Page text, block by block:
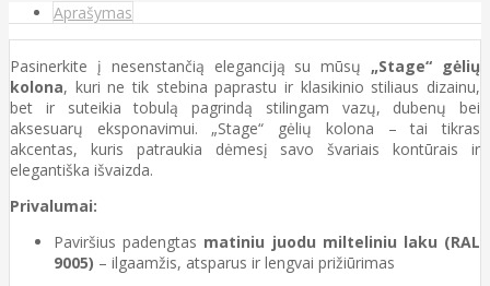
Aprašymas
Pasinerkite į nesenstančią eleganciją su mūsų „Stage“ gėlių
kolona, kuri ne tik stebina paprastu ir klasikinio stiliaus dizainu,
bet ir suteikia tobulą pagrindą stilingam vazų, dubenų bei
aksesuarų eksponavimui. „Stage“ gėlių kolona – tai tikras
akcentas, kuris patraukia dėmesį savo švariais kontūrais ir
elegantiška išvaizda.
Privalumai:
Paviršius padengtas matiniu juodu milteliniu laku (RAL
9005) – ilgaamžis, atsparus ir lengvai prižiūrimas